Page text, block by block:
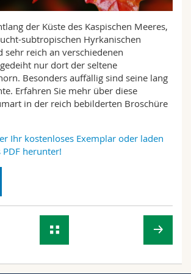
Med. Fak.
der Küste des Kaspischen Meeres,
subtropischen Hyrkanischen
sehr reich an verschiedenen
nur dort der seltene
Besonders auffällig sind seine lang
Erfahren Sie mehr über diese
in der reich bebilderten Broschüre
Ihr kostenloses Exemplar oder laden
PDF herunter!